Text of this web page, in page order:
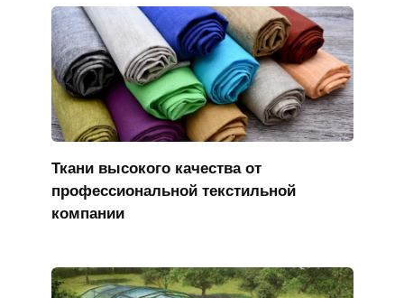
Ткани высокого качества от
профессиональной текстильной
компании